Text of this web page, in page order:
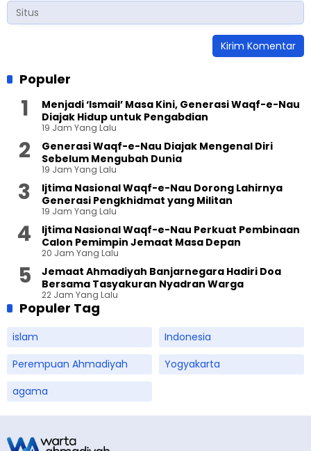
Populer
Menjadi ‘Ismail’ Masa Kini, Generasi Waqf-e-Nau
Diajak Hidup untuk Pengabdian
19 Jam Yang Lalu
Generasi Waqf-e-Nau Diajak Mengenal Diri
Sebelum Mengubah Dunia
19 Jam Yang Lalu
Ijtima Nasional Waqf-e-Nau Dorong Lahirnya
Generasi Pengkhidmat yang Militan
19 Jam Yang Lalu
Ijtima Nasional Waqf-e-Nau Perkuat Pembinaan
Calon Pemimpin Jemaat Masa Depan
20 Jam Yang Lalu
Jemaat Ahmadiyah Banjarnegara Hadiri Doa
Bersama Tasyakuran Nyadran Warga
22 Jam Yang Lalu
Populer Tag
islam
Indonesia
Perempuan Ahmadiyah
Yogyakarta
agama